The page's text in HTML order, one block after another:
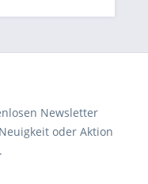
Newsletter
oder Aktion